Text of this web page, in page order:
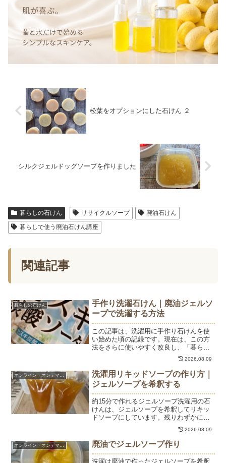
松葉をオプションにした石けん ２
シルクジェルドッグソープを作りました
暮らしの石けん リサイクルソープ
廃油石けん
暮らしで使う廃油石けん講座
関連記事
暮らしの石けん
手作り洗濯石けん｜廃油ジェルソ
ープで洗濯する方法
この記事は、洗濯用に手作り石けんを使
い始めた頃の記録です。現在は、この方
法をさらに使いやすく改良し、「暮らし
で使うジェルソープ講座」としてご紹介
しています。洗濯にも使える手作り石け
んは、現在「暮らしで使うジェルソープ
講座」で詳しく学んでいた...
2026.08.09
洗濯用リキッドソープの作り方｜
ジェルソープを希釈する
約15分で作れるジェルソープ洗濯用の石
けんは、ジェルソープを希釈してリキッ
ドソープにしています。残りわずかにな
ったので、洗濯用のジェルソープを仕込
みました。このジェルソープは、慣れて
しまえば作業時間は約15分。廃油などの
オイルを活用して作る...
2026.08.09
オンライン・オンデマンド 廃油でジェルソープ作り
洗濯は廃油で作ったジェルソープを希釈